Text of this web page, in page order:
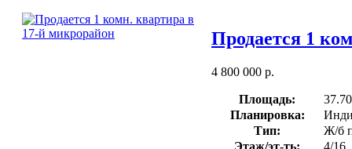
Продается 1
4 800 000 р.
Площадь:
Планировка:
Тип:
Ж/б
Этаж/эт-ть:
4/16